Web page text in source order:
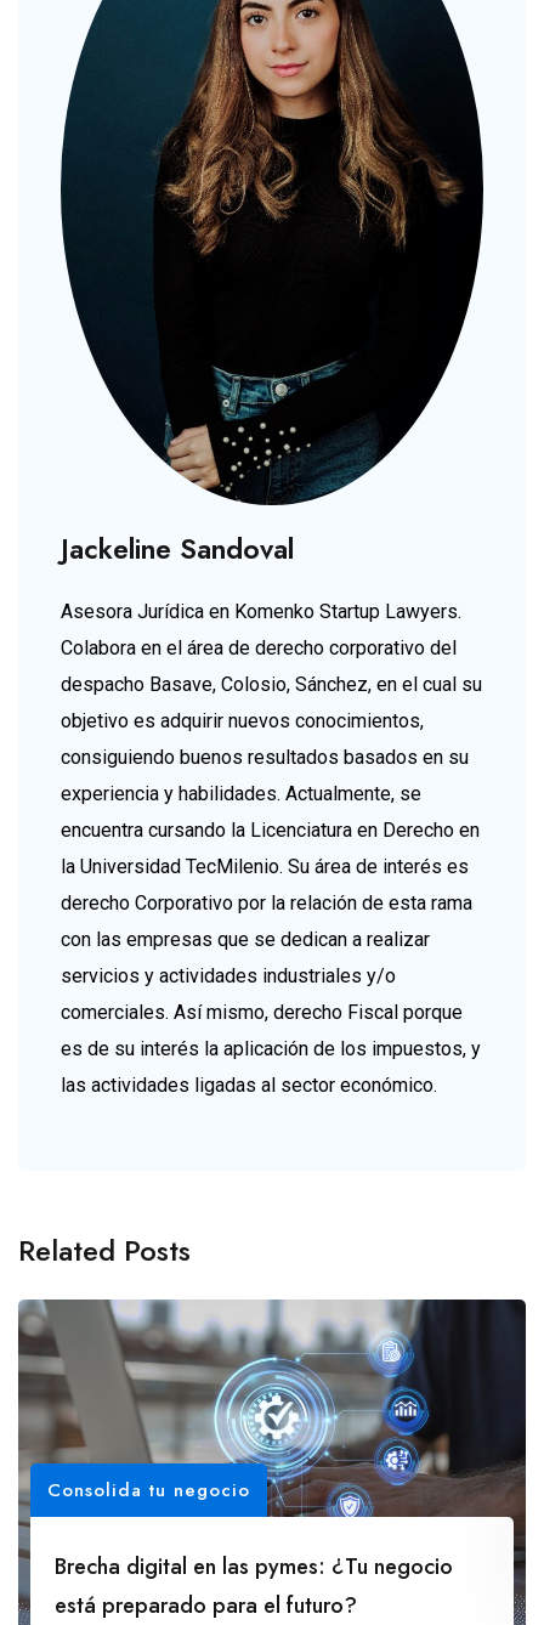
Jackeline Sandoval
Asesora Jurídica en Komenko Startup Lawyers.
Colabora en el área de derecho corporativo del
despacho Basave, Colosio, Sánchez, en el cual su
objetivo es adquirir nuevos conocimientos,
consiguiendo buenos resultados basados en su
experiencia y habilidades. Actualmente, se
encuentra cursando la Licenciatura en Derecho en
la Universidad TecMilenio. Su área de interés es
derecho Corporativo por la relación de esta rama
con las empresas que se dedican a realizar
servicios y actividades industriales y/o
comerciales. Así mismo, derecho Fiscal porque
es de su interés la aplicación de los impuestos, y
las actividades ligadas al sector económico.
Related Posts
Consolida tu negocio
Brecha digital en las pymes: ¿Tu negocio
está preparado para el futuro?